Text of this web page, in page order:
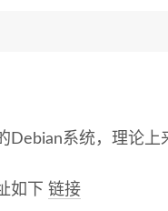
系统，理论上
如下 链接